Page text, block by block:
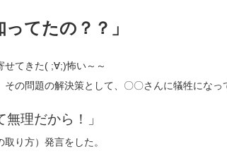
ってたの？？」
せてきた( ;∀;)怖い～～
の問題の解決策として、〇〇さんに犠牲になっ
無理だから！」
り方）発言をした。